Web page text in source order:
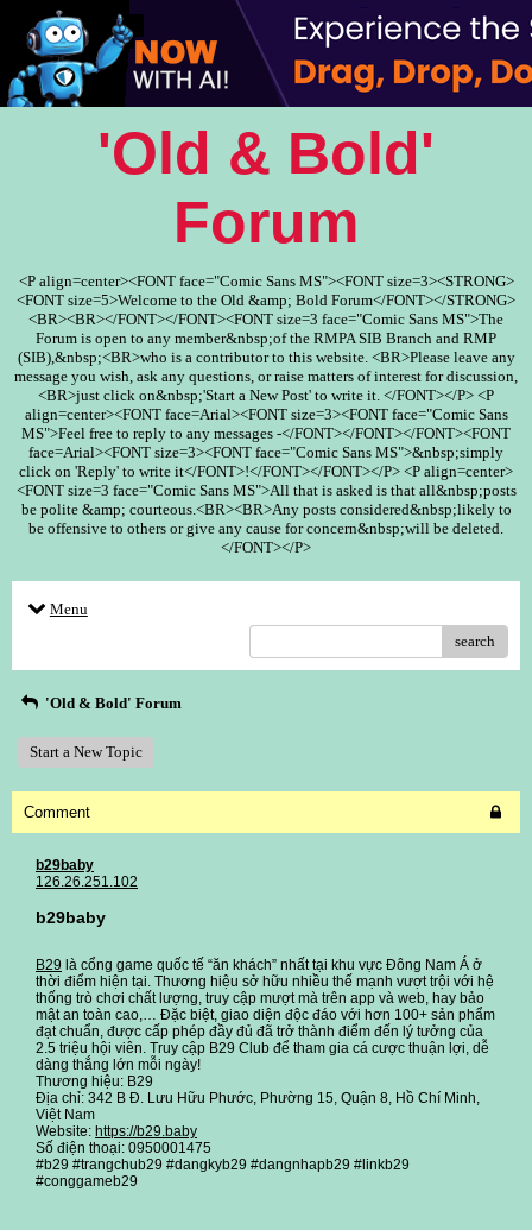
'Old & Bold'
Forum
<P align=center><FONT face="Comic Sans MS"><FONT size=3><STRONG>
<FONT size=5>Welcome to the Old &amp; Bold Forum</FONT></STRONG>
<BR><BR></FONT></FONT><FONT size=3 face="Comic Sans MS">The
Forum is open to any member&nbsp;of the RMPA SIB Branch and RMP
(SIB),&nbsp;<BR>who is a contributor to this website. <BR>Please leave any
message you wish, ask any questions, or raise matters of interest for discussion,
<BR>just click on&nbsp;'Start a New Post' to write it. </FONT></P> <P
align=center><FONT face=Arial><FONT size=3><FONT face="Comic Sans
MS">Feel free to reply to any messages -</FONT></FONT></FONT><FONT
face=Arial><FONT size=3><FONT face="Comic Sans MS">&nbsp;simply
click on 'Reply' to write it</FONT>!</FONT></FONT></P> <P align=center>
<FONT size=3 face="Comic Sans MS">All that is asked is that all&nbsp;posts
be polite &amp; courteous.<BR><BR>Any posts considered&nbsp;likely to
be offensive to others or give any cause for concern&nbsp;will be deleted.
</FONT></P>
Menu
search
'Old & Bold' Forum
Start a New Topic
Comment
b29baby
126.26.251.102
b29baby
B29 là cổng game quốc tế “ăn khách” nhất tại khu vực Đông Nam Á ở
thời điểm hiện tại. Thương hiệu sở hữu nhiều thế mạnh vượt trội với hệ
thống trò chơi chất lượng, truy cập mượt mà trên app và web, hay bảo
mật an toàn cao,… Đặc biệt, giao diện độc đáo với hơn 100+ sản phẩm
đạt chuẩn, được cấp phép đầy đủ đã trở thành điểm đến lý tưởng của
2.5 triệu hội viên. Truy cập B29 Club để tham gia cá cược thuận lợi, dễ
dàng thắng lớn mỗi ngày!
Thương hiệu: B29
Địa chỉ: 342 B Đ. Lưu Hữu Phước, Phường 15, Quận 8, Hồ Chí Minh,
Việt Nam
Website: https://b29.baby
Số điện thoại: 0950001475
#b29 #trangchub29 #dangkyb29 #dangnhapb29 #linkb29
#conggameb29